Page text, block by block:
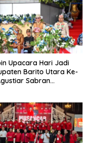
Upacara Hari Jadi
Barito Utara Ke-
Sabran